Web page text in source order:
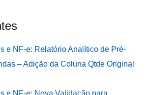
e NF-e: Relatório Analítico de Pré-
– Adição da Coluna Qtde Original
e NF-e: Nova Validação para